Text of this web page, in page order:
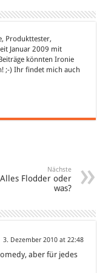
Produkttester,
Januar 2009 mit
könnten Ironie
;-) Ihr findet mich auch
Nächste
Flodder oder
was?
3. Dezember 2010 at 22:48
aber für jedes